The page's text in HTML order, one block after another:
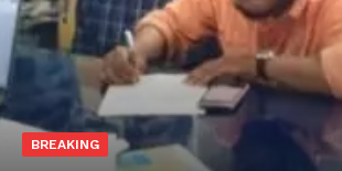
BREAKING